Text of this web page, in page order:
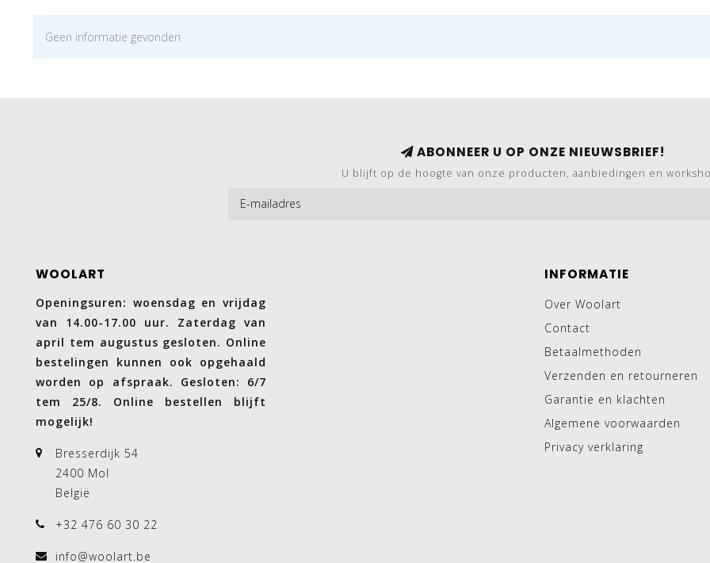
Geen informatie gevonden
ABONNEER U OP ONZE NIEUWSBRIEF!
U blijft op de hoogte van onze producten, aanbiedingen en
WOOLART
Openingsuren: woensdag en vrijdag
van 14.00-17.00 uur. Zaterdag van
april tem augustus gesloten. Online
bestelingen kunnen ook opgehaald
worden op afspraak. Gesloten: 6/7
tem 25/8. Online bestellen blijft
mogelijk!
Bresserdijk 54
2400 Mol
België
+32 476 60 30 22
info@woolart.be
INFORMATIE
Over Woolart
Contact
Betaalmethoden
Verzenden en retourneren
Garantie en klachten
Algemene voorwaarden
Privacy verklaring